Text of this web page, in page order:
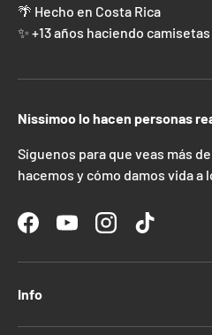
🌴 Hecho en Costa Rica
✨ +13 años haciendo camisetas
Nissimoo lo hacen personas
Síguenos para que veas más
hacemos y cómo damos vida a
FacebookYouTubeInstagramTikTok
Info